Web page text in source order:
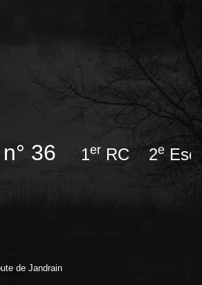
36 1er RC 2e
de Jandrain